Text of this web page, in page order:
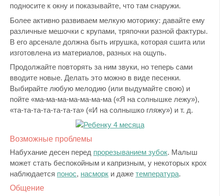
подносите к окну и показывайте, что там снаружи.
Более активно развиваем мелкую моторику: давайте ему
различные мешочки с крупами, тряпочки разной фактуры.
В его арсенале должна быть игрушка, которая сшита или
изготовлена из материалов, разных на ощупь.
Продолжайте повторять за ним звуки, но теперь сами
вводите новые. Делать это можно в виде песенки.
Выбирайте любую мелодию (или выдумайте свою) и
пойте «ма-ма-ма-ма-ма-ма-ма («Я на солнышке лежу»),
«та-та-та-та-та-та-та» («И на солнышко гляжу») и т. д.
Возможные проблемы
Набухание десен перед прорезыванием зубок. Малыш
может стать беспокойным и капризным, у некоторых крох
наблюдается понос, насморк и даже температура.
Общение